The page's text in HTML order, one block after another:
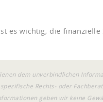
es wichtig, die
dem unverbindlichen
Rechts- oder
geben wir keine